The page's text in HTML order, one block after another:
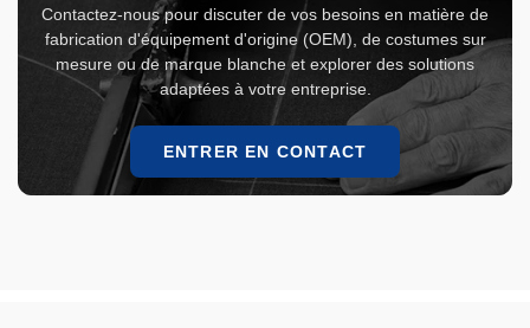
Contactez-nous pour discuter de vos besoins en matière de
fabrication d'équipement d'origine (OEM), de costumes sur
mesure ou de marque blanche et explorer des solutions
adaptées à votre entreprise.
ENTRER EN CONTACT